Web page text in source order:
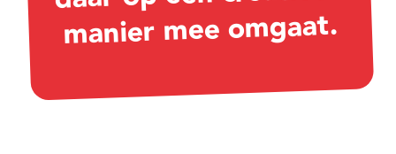
manier mee omgaat.